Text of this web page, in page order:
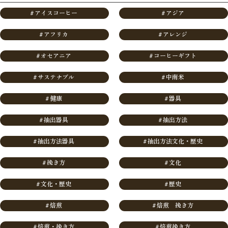
#アイスコーヒー #アジア
#アフリカ #アレンジ
#オセアニア # コーヒーギフト
#サステナブル #中南米
#健康 #器具
#抽出器具 #抽出方法
#抽出方法器具 #抽出方法文化・歴史
#挽き方 #文化
#文化・歴史 #歴史
#焙煎 #焙煎 挽き方
#焙煎・挽き方 #焙煎挽き方